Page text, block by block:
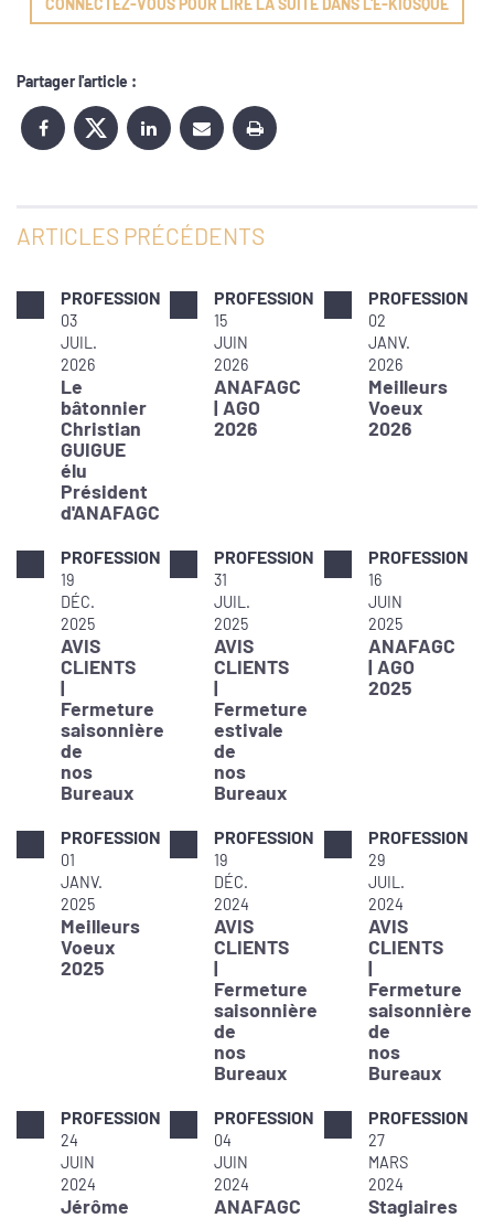
CONNECTEZ-VOUS POUR LIRE LA SUITE DANS L'E-KIOSQUE
Partager l'article :
ARTICLES PRÉCÉDENTS
PROFESSION
03
JUIL.
2026
Le
bâtonnier
Christian
GUIGUE
élu
Président
d'ANAFAGC
PROFESSION
15
JUIN
2026
ANAFAGC
| AGO
2026
PROFESSION
02
JANV.
2026
Meilleurs
Voeux
2026
PROFESSION
19
DÉC.
2025
AVIS
CLIENTS
|
Fermeture
saisonnière
de
nos
Bureaux
PROFESSION
31
JUIL.
2025
AVIS
CLIENTS
|
Fermeture
estivale
de
nos
Bureaux
PROFESSION
16
JUIN
2025
ANAFAGC
| AGO
2025
PROFESSION
01
JANV.
2025
Meilleurs
Voeux
2025
PROFESSION
19
DÉC.
2024
AVIS
CLIENTS
|
Fermeture
saisonnière
de
nos
Bureaux
PROFESSION
29
JUIL.
2024
AVIS
CLIENTS
|
Fermeture
saisonnière
de
nos
Bureaux
PROFESSION
24
JUIN
2024
Jérôme
PROFESSION
04
JUIN
2024
ANAFAGC
PROFESSION
27
MARS
2024
Stagiaires